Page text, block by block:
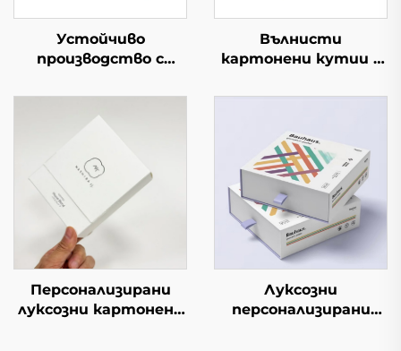
Устойчиво
производство с
Вълнеста кутия за
опаковане с цип и
Картонени кутии за
пратки
Вълнисти
картонени кутии с
печат, икономична
с индивидуален
дизайн на лого
Персонализирани
луксозни картонени
Луксозни
персонализирани